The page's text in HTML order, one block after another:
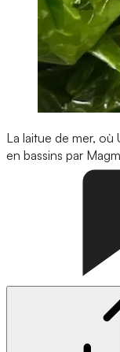
La laitue de mer, où
en bassins par